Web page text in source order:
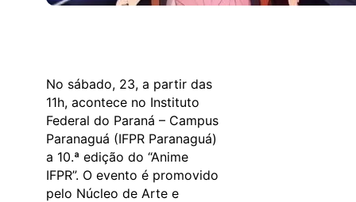
No sábado, 23, a partir das
11h, acontece no Instituto
Federal do Paraná – Campus
Paranaguá (IFPR Paranaguá)
a 10.ª edição do “Anime
IFPR”. O evento é promovido
pelo Núcleo de Arte e